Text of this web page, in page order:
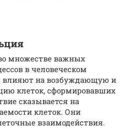
множестве важных
в человеческом
влияют на возбуждающую и
клеток, сформировавших
сказывается на
клеток. Они
взаимодействия.